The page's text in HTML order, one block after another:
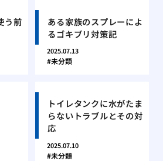
う前
ある家族のスプレーによ
るゴキブリ対策記
2025.07.13
未分類
トイレタンクに水がたま
らないトラブルとその対
応
2025.07.10
未分類